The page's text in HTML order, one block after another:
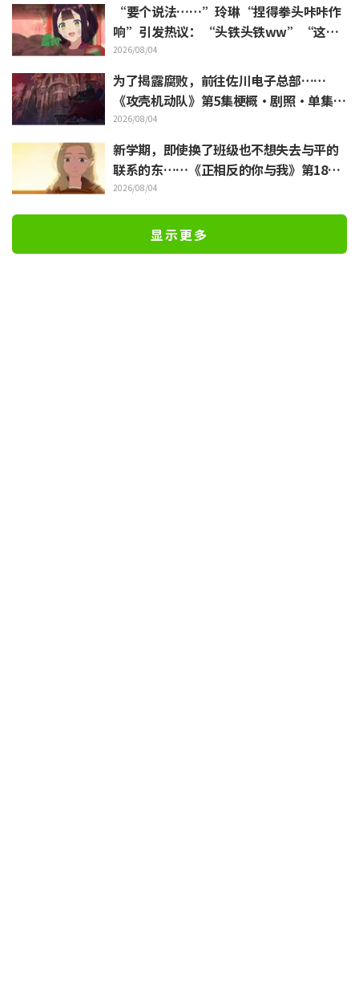
“要个说法……”玲琳“捏得拳头咔咔作
响”引发热议：“头铁头铁ww”“这表
情绝了”／《我是不才恶女》第4集
2026/08/04
为了揭露腐败，前往佐川电子总部……
《攻壳机动队》第5集梗概·剧照·单集视
觉图公开
2026/08/04
新学期，即使换了班级也不想失去与平的
联系的东……《正相反的你与我》第18集
梗概·剧照公开
2026/08/04
显示更多